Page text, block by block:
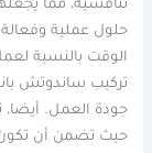
تنافسية، مما
حلول عملية
الوقت بالنسبة
تركيب ساندوتش
جودة العمل. أيضا،
حيث تضمن أن تكون